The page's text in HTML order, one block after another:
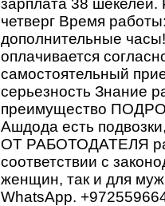
четверг Время
дополнительные
оплачивается
самостоятельный
серьезность Знание
преимущество
Ашдода есть
ОТ РАБОТОДАТЕЛЯ
соответствии с
женщин, так и для
WhatsApp.